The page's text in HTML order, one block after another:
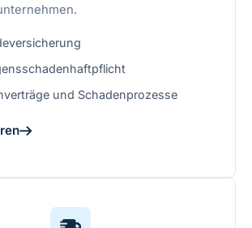
und Schadenprozesse